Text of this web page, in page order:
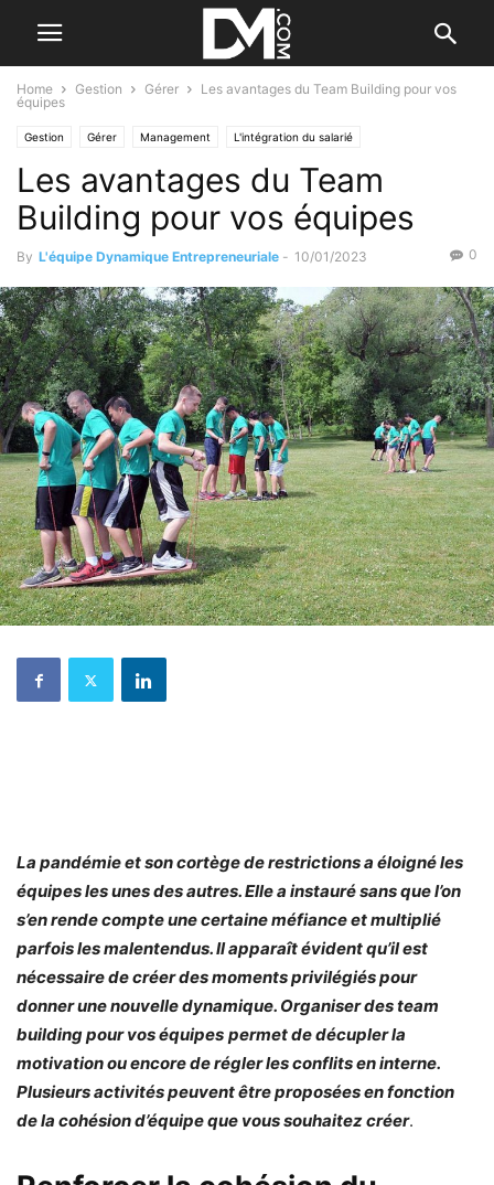
Home Gestion Gérer
Les avantages du Team Building pour vos
équipes
Gestion Gérer Management L'intégration du salarié
Les avantages du Team
Building pour vos équipes
By L'équipe Dynamique Entrepreneuriale - 10/01/2023 0
La pandémie et son cortège de restrictions a éloigné les
équipes les unes des autres. Elle a instauré sans que l’on
s’en rende compte une certaine méfiance et multiplié
parfois les malentendus. Il apparaît évident qu’il est
nécessaire de créer des moments privilégiés pour
donner une nouvelle dynamique. Organiser des team
building pour vos équipes permet de décupler la
motivation ou encore de régler les conflits en interne.
Plusieurs activités peuvent être proposées en fonction
de la cohésion d’équipe que vous souhaitez créer.